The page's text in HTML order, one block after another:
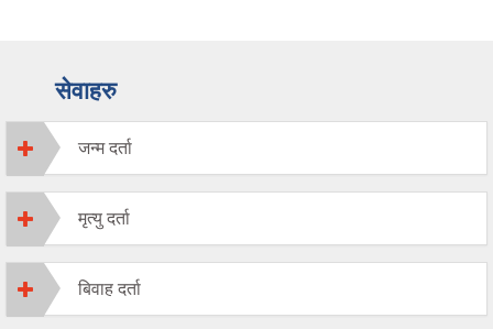
सेवाहरु
जन्म दर्ता
मृत्यु दर्ता
बिवाह दर्ता